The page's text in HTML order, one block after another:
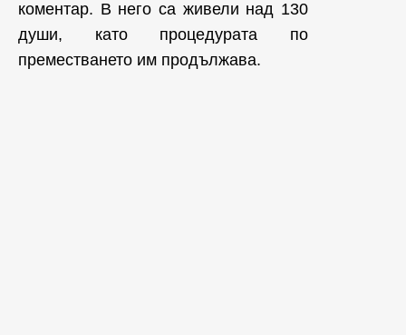
коментар. В него са живели над 130
души, като процедурата по
преместването им продължава.